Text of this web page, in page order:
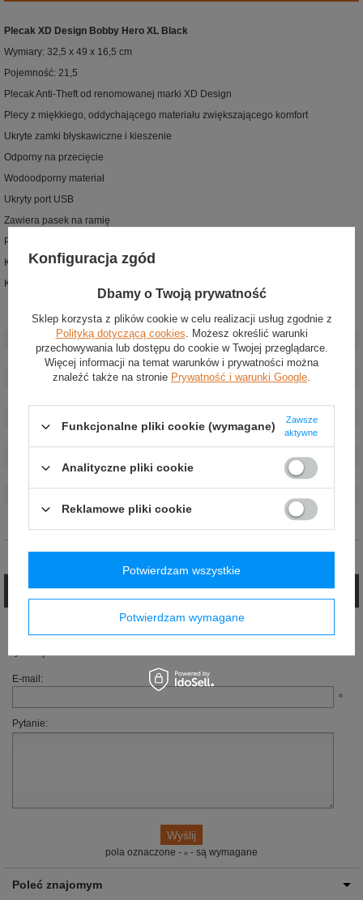
Plecak XD Design Bobby Hero XL Black
Wymiary: 32,5 x 49 x 16,5 cm
Pojemność: 21,5
Plecak Anti-Theft od renomowanej marki XD Design
Plecy z miękkiego, oddychającego materiału zwiększającego komfort
Ukryte zamki błyskawiczne i kieszenie
Odporny na przecięcie
Wodoodporny materiał
Ukryty port USB
Zawiera pasek na ramię
Podświetlane paski bezpieczeństwa
Komora na tablet: 30 x 22 cm
Komora na laptopa: 30 x 36 x 3 cm
Stan:
Nowy
Kategoria:
Plecaki
Kolor:
Czarny
Marka:
XD Design
Szerokość
32,5 cm
Pojemność: 21,5 L
Zadaj pytanie
Jeżeli powyższy opis jest dla Ciebie niewystarczający, prześlij nam swoje
pytanie odnośnie tego produktu. Postaramy się odpowiedzieć tak szybko jak
E-mail:
Pytanie:
pola oznaczone - - są wymagane
Poleć znajomym
Konfiguracja zgód
Dbamy o Twoją prywatność
Sklep korzysta z plików cookie w celu realizacji usług zgodnie z
Polityką dotyczącą cookies. Możesz określić warunki
przechowywania lub dostępu do cookie w Twojej przeglądarce.
Więcej informacji na temat warunków i prywatności można
znaleźć także na stronie Prywatność i warunki Google.
Funkcjonalne pliki cookie (wymagane)
Zawsze
aktywne
Analityczne pliki cookie
Reklamowe pliki cookie
Potwierdzam wymagane
Potwierdzam wszystkie